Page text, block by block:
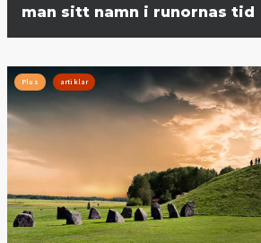
man sitt namn i runornas tid
Plus artiklar